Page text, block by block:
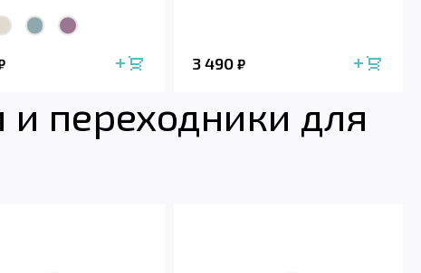
3 490₽
переходники для